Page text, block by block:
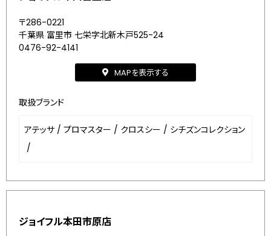
〒286-0221
千葉県 富里市 七栄字北新木戸525-24
0476-92-4141
MAPを表示する
取扱ブランド
アテッサ / プロマスター / クロスシー / シチズンコレクション
/
ジョイフル本田市原店